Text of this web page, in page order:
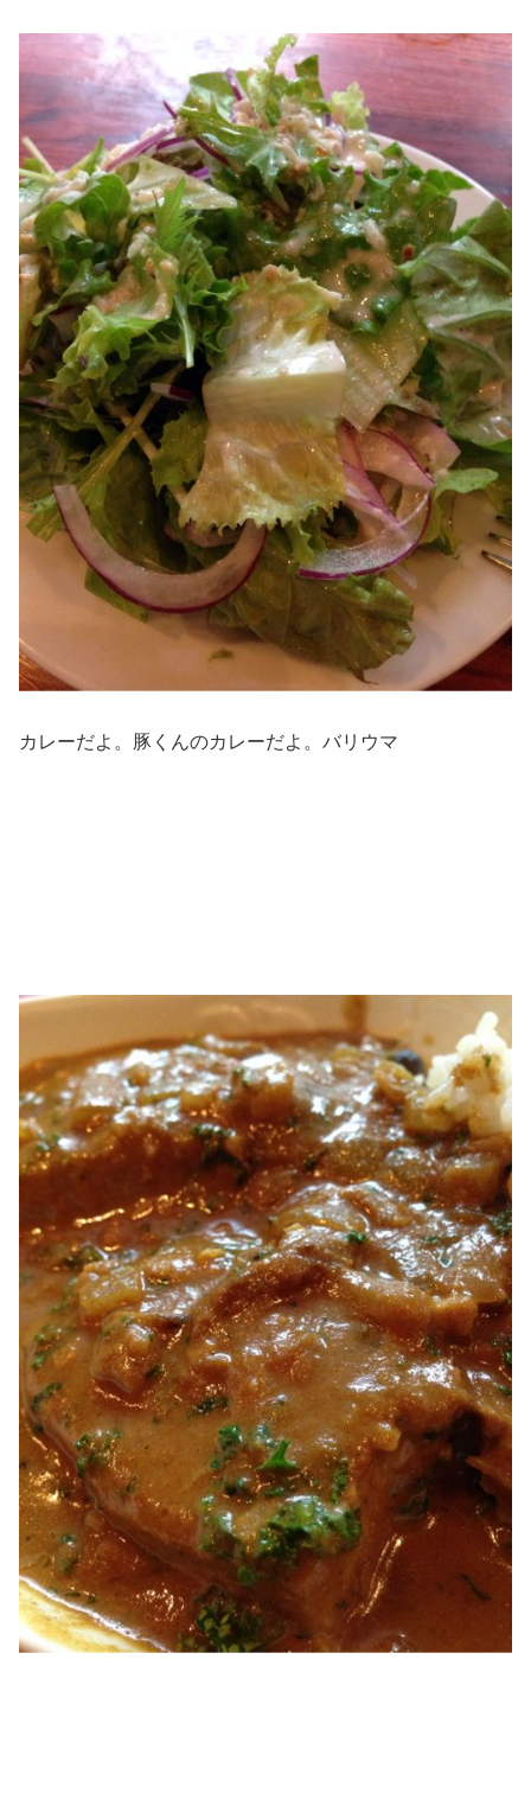
カレーだよ。豚くんのカレーだよ。バリウマ